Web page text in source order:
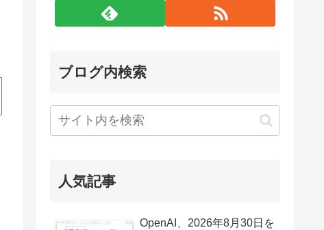
ブログ内検索
人気記事
OpenAI、2026年8月30日を